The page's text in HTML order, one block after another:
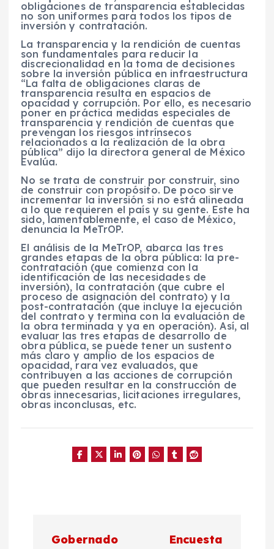
obligaciones de transparencia establecidas
no son uniformes para todos los tipos de
inversión y contratación.
La transparencia y la rendición de cuentas
son fundamentales para reducir la
discrecionalidad en la toma de decisiones
sobre la inversión pública en infraestructura
“La falta de obligaciones claras de
transparencia resulta en espacios de
opacidad y corrupción. Por ello, es necesario
poner en práctica medidas especiales de
transparencia y rendición de cuentas que
prevengan los riesgos intrínsecos
relacionados a la realización de la obra
pública” dijo la directora general de México
Evalúa.
No se trata de construir por construir, sino
de construir con propósito. De poco sirve
incrementar la inversión si no está alineada
a lo que requieren el país y su gente. Este ha
sido, lamentablemente, el caso de México,
denuncia la MeTrOP.
El análisis de la MeTrOP, abarca las tres
grandes etapas de la obra pública: la pre-
contratación (que comienza con la
identificación de las necesidades de
inversión), la contratación (que cubre el
proceso de asignación del contrato) y la
post-contratación (que incluye la ejecución
del contrato y termina con la evaluación de
la obra terminada y ya en operación). Así, al
evaluar las tres etapas de desarrollo de
obra pública, se puede tener un sustento
más claro y amplio de los espacios de
opacidad, rara vez evaluados, que
contribuyen a las acciones de corrupción
que pueden resultar en la construcción de
obras innecesarias, licitaciones irregulares,
obras inconclusas, etc.
Gobernado
Encuesta